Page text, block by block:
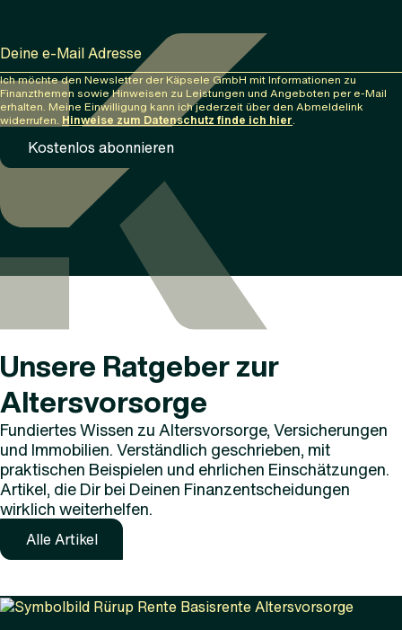
Deine e-Mail Adresse
Ich möchte den Newsletter der Käpsele GmbH mit Informationen zu
Finanzthemen sowie Hinweisen zu Leistungen und Angeboten per e-Mail
erhalten. Meine Einwilligung kann ich jederzeit über den Abmeldelink
widerrufen. Hinweise zum Datenschutz finde ich hier.
Kostenlos abonnieren
Unsere Ratgeber zur
Altersvorsorge
Fundiertes Wissen zu Altersvorsorge, Versicherungen
und Immobilien. Verständlich geschrieben, mit
praktischen Beispielen und ehrlichen Einschätzungen.
Artikel, die Dir bei Deinen Finanzentscheidungen
wirklich weiterhelfen.
Alle Artikel